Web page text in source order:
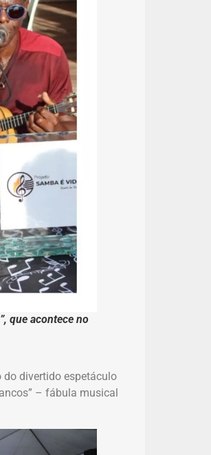
que acontece no
divertido espetáculo
– fábula musical